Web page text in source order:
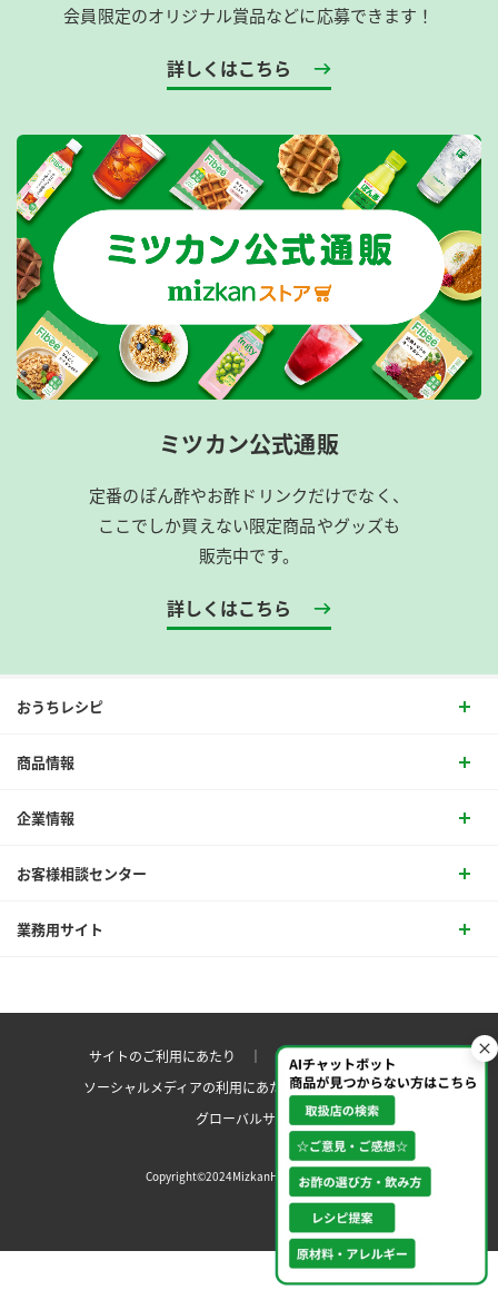
会員限定のオリジナル賞品などに応募できます！
詳しくはこちら
ミツカン公式通販
定番のぽん酢やお酢ドリンクだけでなく、
ここでしか買えない限定商品やグッズも
販売中です。
詳しくはこちら
おうちレシピ
商品情報
企業情報
お客様相談センター
業務用サイト
サイトのご利用にあたり ｜プライバシーポリシー
ソーシャルメディアの利用にあたりサイトマップ ｜
グローバルサイト
Copyright©2024MizkanHoldingsCo.Ltd.